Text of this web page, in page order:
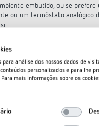
embutido, ou se
ou um termóstato analógico
de relógio? Não importa para
relógio, em Theben
temperatura ambiente
por rádio. Os perfis de
rápida e facilmente através
convenientemente
para análise dos nossos dados de
personalizados e para lhe
mais informações sobre os